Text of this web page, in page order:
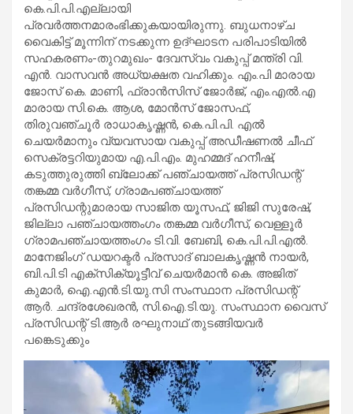
കെ.പി.പി.എല്ലായി
പ്രവർത്തനമാരംഭിക്കുകയായിരുന്നു. ബുധനാഴ്ച
വൈകിട്ട് മൂന്നിന് നടക്കുന്ന ഉദ്ഘാടന പരിപാടിയിൽ
സഹകരണം-തുറമുഖം- ദേവസ്വം വകുപ്പ് മന്ത്രി വി.
എൻ. വാസവൻ അധ്യക്ഷത വഹിക്കും. എം.പി മാരായ
ജോസ് കെ. മാണി, ഫ്രാൻസിസ് ജോർജ്, എം.എൽ.എ
മാരായ സി.കെ. ആശ, മോൻസ് ജോസഫ്,
തിരുവഞ്ചൂർ രാധാകൃഷ്ണൻ, കെ.പി.പി. എൽ
ചെയർമാനും വ്യവസായ വകുപ്പ് അഡീഷണൽ ചീഫ്
സെക്രട്ടറിയുമായ എ.പി.എം. മുഹമ്മദ് ഹനീഷ്,
കടുത്തുരുത്തി ബ്ലോക്ക് പഞ്ചായത്ത് പ്രസിഡന്റ്
തങ്കമ്മ വർഗീസ്, ഗ്രാമപഞ്ചായത്ത്
പ്രസിഡന്റുമാരായ സാജിത യൂസഫ്, ജിജി സുരേഷ്,
ജില്ലാ പഞ്ചായത്തംഗം തങ്കമ്മ വർഗീസ്, വെള്ളൂർ
ഗ്രാമപഞ്ചായത്തംഗം ടി.വി. ബേബി, കെ.പി.പി.എൽ.
മാനേജിംഗ് ഡയറക്ടർ പ്രസാദ് ബാലകൃഷ്ണൻ നായർ,
ബി.പി.ടി എക്സിക്യൂട്ടീവ് ചെയർമാൻ കെ. അജിത്
കുമാർ, ഐ.എൻ.ടി.യു.സി സംസ്ഥാന പ്രസിഡന്റ്
ആർ. ചന്ദ്രശേഖരൻ, സി.ഐ.ടി.യു. സംസ്ഥാന വൈസ്
പ്രസിഡന്റ് ടി.ആർ രഘുനാഥ് തുടങ്ങിയവർ
പങ്കെടുക്കും